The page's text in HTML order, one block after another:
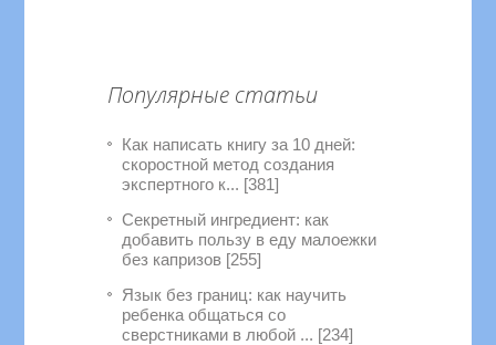
Популярные статьи
Как написать книгу за 10 дней:
скоростной метод создания
экспертного к... [381]
Секретный ингредиент: как
добавить пользу в еду малоежки
без капризов [255]
Язык без границ: как научить
ребенка общаться со
сверстниками в любой ... [234]